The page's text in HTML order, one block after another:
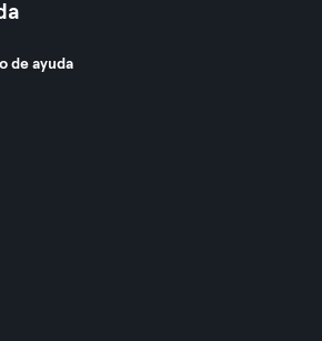
de ayuda